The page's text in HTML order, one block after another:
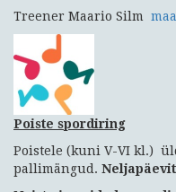
Treener Maario Silm
Poiste spordiring
Poistele (kuni V-VI kl.)
pallimängud.